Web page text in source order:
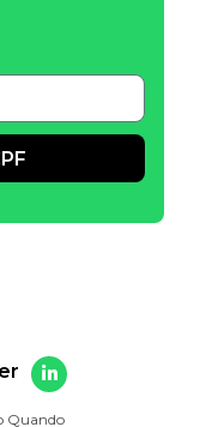
Quando